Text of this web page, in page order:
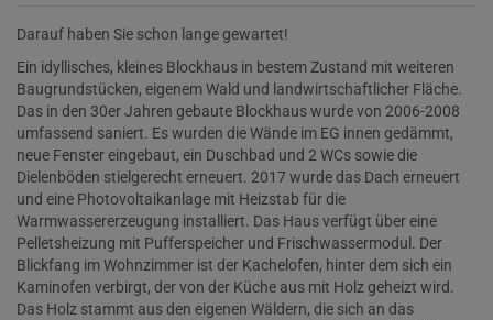
Darauf haben Sie schon lange gewartet!
Ein idyllisches, kleines Blockhaus in bestem Zustand mit weiteren
Baugrundstücken, eigenem Wald und landwirtschaftlicher Fläche.
Das in den 30er Jahren gebaute Blockhaus wurde von 2006-2008
umfassend saniert. Es wurden die Wände im EG innen gedämmt,
neue Fenster eingebaut, ein Duschbad und 2 WCs sowie die
Dielenböden stielgerecht erneuert. 2017 wurde das Dach erneuert
und eine Photovoltaikanlage mit Heizstab für die
Warmwassererzeugung installiert. Das Haus verfügt über eine
Pelletsheizung mit Pufferspeicher und Frischwassermodul. Der
Blickfang im Wohnzimmer ist der Kachelofen, hinter dem sich ein
Kaminofen verbirgt, der von der Küche aus mit Holz geheizt wird.
Das Holz stammt aus den eigenen Wäldern, die sich an das